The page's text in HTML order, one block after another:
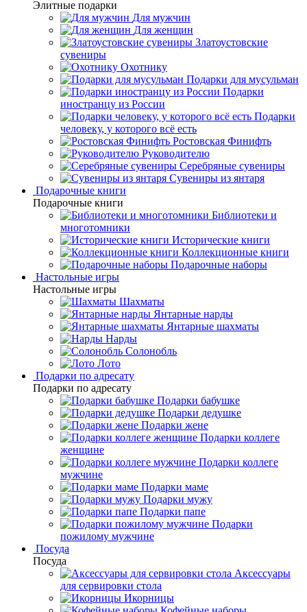
Элитные подарки
Для мужчин
Для женщин
Златоустовские
сувениры
Охотнику
Подарки для мусульман
Подарки
иностранцу из России
Подарки
человеку, у которого всё есть
Ростовская Финифть
Руководителю
Серебряные сувениры
Сувениры из янтаря
Подарочные книги
Подарочные книги
Библиотеки и
многотомники
Исторические книги
Коллекционные книги
Подарочные наборы
Настольные игры
Настольные игры
Шахматы
Янтарные нарды
Янтарные шахматы
Нарды
Солонобль
Лото
Подарки по адресату
Подарки по адресату
Подарки бабушке
Подарки дедушке
Подарки жене
Подарки коллеге
женщине
Подарки коллеге
мужчине
Подарки маме
Подарки мужу
Подарки папе
Подарки
пожилому мужчине
Посуда
Посуда
Аксессуары
для сервировки стола
Икорницы